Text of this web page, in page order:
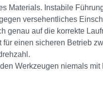
Materials. Instabile
versehentliches
genau auf die korrekte
einen sicheren Betrieb
Werkzeugen niemals mit